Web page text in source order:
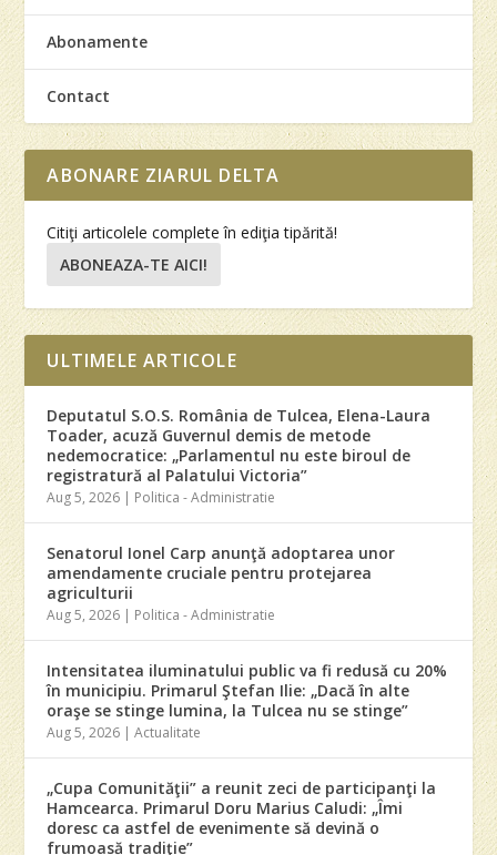
Abonamente
Contact
ABONARE ZIARUL DELTA
Citiţi articolele complete în ediţia tipărită!
ABONEAZA-TE AICI!
ULTIMELE ARTICOLE
Deputatul S.O.S. România de Tulcea, Elena-Laura
Toader, acuză Guvernul demis de metode
nedemocratice: „Parlamentul nu este biroul de
registratură al Palatului Victoria”
Aug 5, 2026 | Politica - Administratie
Senatorul Ionel Carp anunţă adoptarea unor
amendamente cruciale pentru protejarea
agriculturii
Aug 5, 2026 | Politica - Administratie
Intensitatea iluminatului public va fi redusă cu 20%
în municipiu. Primarul Ştefan Ilie: „Dacă în alte
oraşe se stinge lumina, la Tulcea nu se stinge”
Aug 5, 2026 |Actualitate
„Cupa Comunităţii” a reunit zeci de participanţi la
Hamcearca. Primarul Doru Marius Caludi: „Îmi
doresc ca astfel de evenimente să devină o
frumoasă tradiţie”